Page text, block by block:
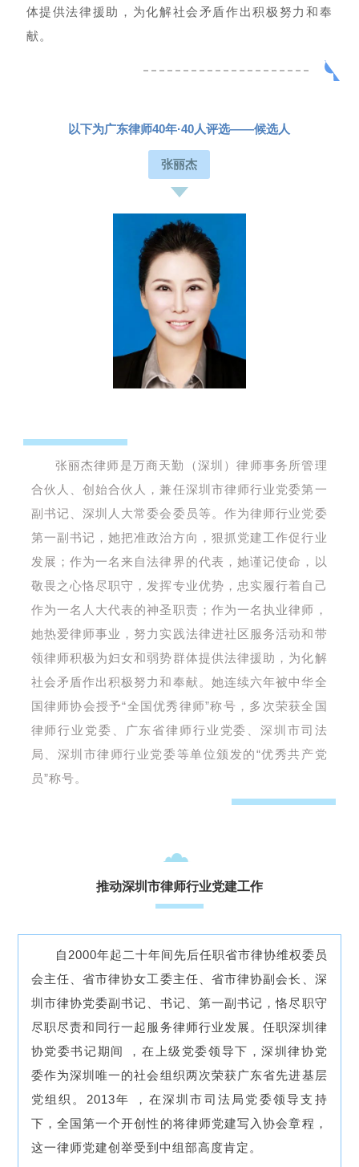
体提供法律援助，为化解社会矛盾作出积极努力和奉
献。
以下为广东律师40年·40人评选——候选人
张丽杰
张丽杰律师是万商天勤（深圳）律师事务所管理
合伙人、创始合伙人，兼任深圳市律师行业党委第一
副书记、深圳人大常委会委员等。作为律师行业党委
第一副书记，她把准政治方向，狠抓党建工作促行业
发展；作为一名来自法律界的代表，她谨记使命，以
敬畏之心恪尽职守，发挥专业优势，忠实履行着自己
作为一名人大代表的神圣职责；作为一名执业律师，
她热爱律师事业，努力实践法律进社区服务活动和带
领律师积极为妇女和弱势群体提供法律援助，为化解
社会矛盾作出积极努力和奉献。她连续六年被中华全
国律师协会授予“全国优秀律师”称号，多次荣获全国
律师行业党委、广东省律师行业党委、深圳市司法
局、深圳市律师行业党委等单位颁发的“优秀共产党
员”称号。
推动深圳市律师行业党建工作
自2000年起二十年间先后任职省市律协维权委员
会主任、省市律协女工委主任、省市律协副会长、深
圳市律协党委副书记、书记、第一副书记，恪尽职守
尽职尽责和同行一起服务律师行业发展。任职深圳律
协党委书记期间 ，在上级党委领导下，深圳律协党
委作为深圳唯一的社会组织两次荣获广东省先进基层
党组织。2013年 ，在深圳市司法局党委领导支持
下，全国第一个开创性的将律师党建写入协会章程，
这一律师党建创举受到中组部高度肯定。